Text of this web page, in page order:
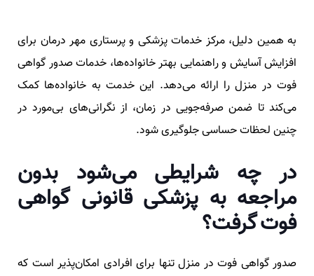
به همین دلیل، مرکز خدمات پزشکی و پرستاری مهر درمان برای
افزایش آسایش و راهنمایی بهتر خانواده‌ها، خدمات صدور گواهی
فوت در منزل را ارائه می‌دهد. این خدمت به خانواده‌ها کمک
می‌کند تا ضمن صرفه‌جویی در زمان، از نگرانی‌های بی‌مورد در
چنین لحظات حساسی جلوگیری شود.
در چه شرایطی می‌شود بدون
مراجعه به پزشکی قانونی گواهی
فوت گرفت؟
صدور گواهی فوت در منزل تنها برای افرادی امکان‌پذیر است که